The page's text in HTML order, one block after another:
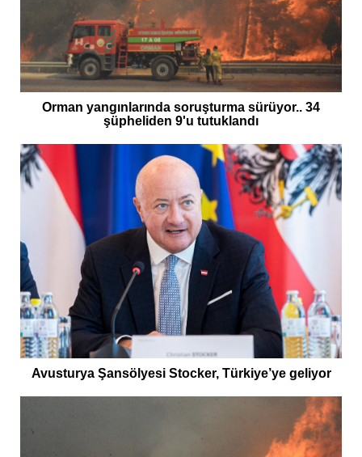
Orman yangınlarında soruşturma sürüyor.. 34
şüpheliden 9'u tutuklandı
Avusturya Şansölyesi Stocker, Türkiye’ye geliyor